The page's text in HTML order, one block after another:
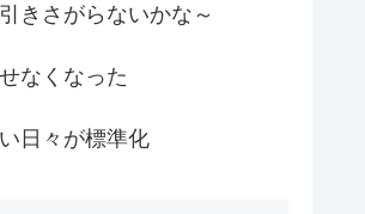
きさがらないかな～
なくなった
日々が標準化